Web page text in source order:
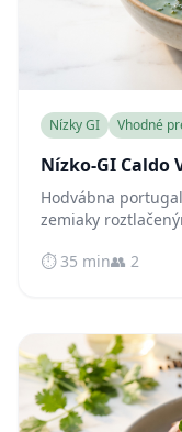
Nízky GI Vhodné
Nízko-GI Caldo
Hodvábna
zemiaky
profilom, ktorý
⏱️ 35 min👥 2